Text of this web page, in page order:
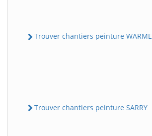
Trouver chantiers peinture
Trouver chantiers peinture SARRY